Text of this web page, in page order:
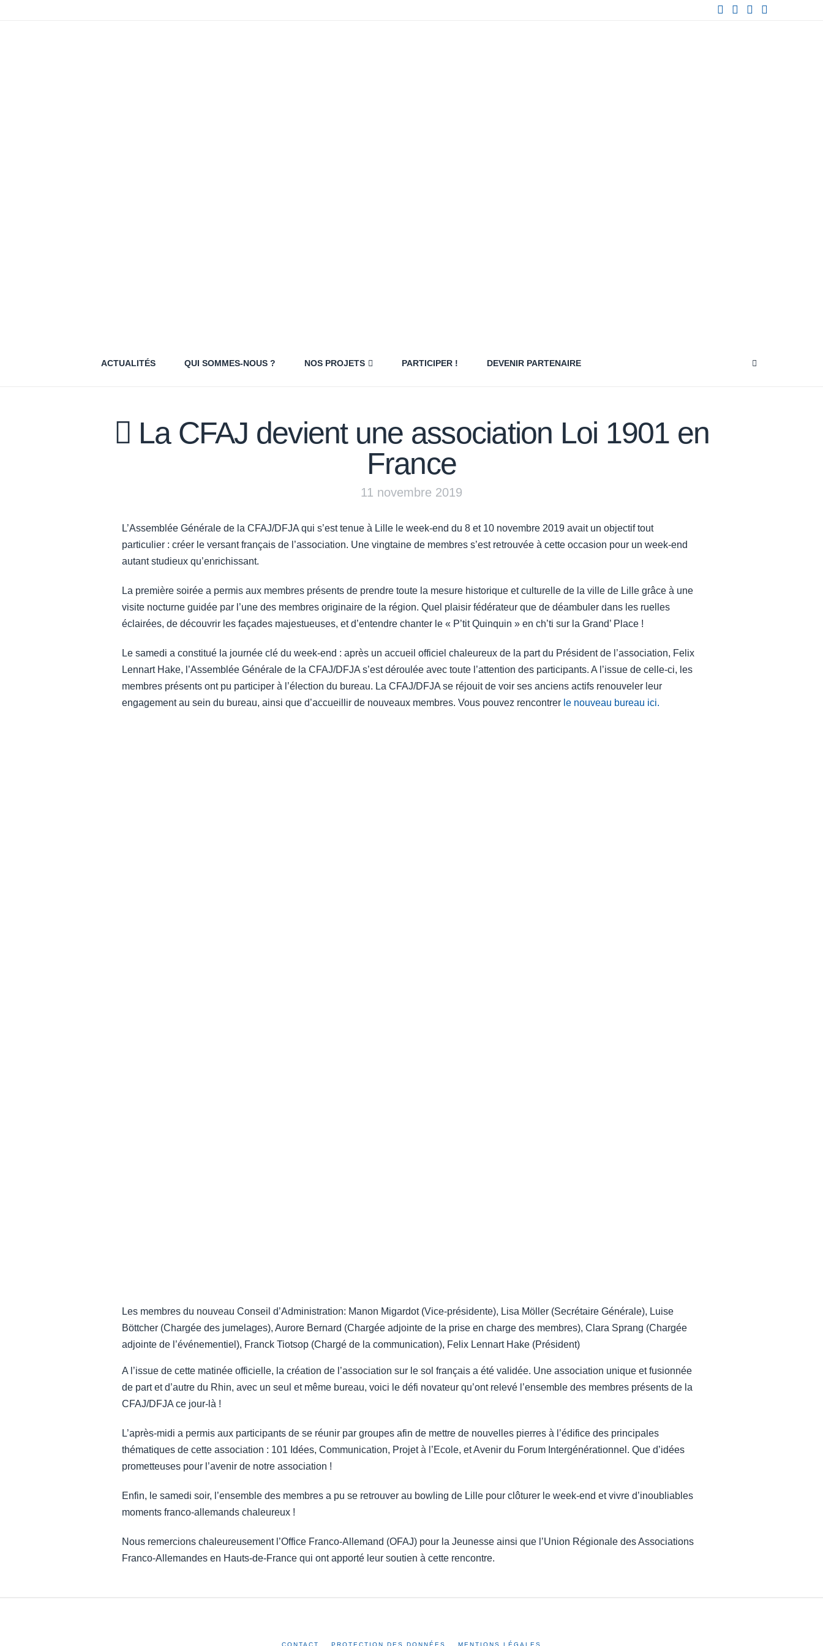
ACTUALITÉS QUI SOMMES-NOUS ? NOS PROJETS PARTICIPER ! DEVENIR PARTENAIRE
La CFAJ devient une association Loi 1901 en
France
11 novembre 2019
L’Assemblée Générale de la CFAJ/DFJA qui s’est tenue à Lille le week-end du 8 et 10 novembre 2019 avait un objectif tout
particulier : créer le versant français de l’association. Une vingtaine de membres s’est retrouvée à cette occasion pour un week-end
autant studieux qu’enrichissant.
La première soirée a permis aux membres présents de prendre toute la mesure historique et culturelle de la ville de Lille grâce à une
visite nocturne guidée par l’une des membres originaire de la région. Quel plaisir fédérateur que de déambuler dans les ruelles
éclairées, de découvrir les façades majestueuses, et d’entendre chanter le « P’tit Quinquin » en ch’ti sur la Grand’ Place !
Le samedi a constitué la journée clé du week-end : après un accueil officiel chaleureux de la part du Président de l’association, Felix
Lennart Hake, l’Assemblée Générale de la CFAJ/DFJA s’est déroulée avec toute l’attention des participants. A l’issue de celle-ci, les
membres présents ont pu participer à l’élection du bureau. La CFAJ/DFJA se réjouit de voir ses anciens actifs renouveler leur
engagement au sein du bureau, ainsi que d’accueillir de nouveaux membres. Vous pouvez rencontrer le nouveau bureau ici.
Les membres du nouveau Conseil d’Administration: Manon Migardot (Vice-présidente), Lisa Möller (Secrétaire Générale), Luise
Böttcher (Chargée des jumelages), Aurore Bernard (Chargée adjointe de la prise en charge des membres), Clara Sprang (Chargée
adjointe de l’événementiel), Franck Tiotsop (Chargé de la communication), Felix Lennart Hake (Président)
A l’issue de cette matinée officielle, la création de l’association sur le sol français a été validée. Une association unique et fusionnée
de part et d’autre du Rhin, avec un seul et même bureau, voici le défi novateur qu’ont relevé l’ensemble des membres présents de la
CFAJ/DFJA ce jour-là !
L’après-midi a permis aux participants de se réunir par groupes afin de mettre de nouvelles pierres à l’édifice des principales
thématiques de cette association : 101 Idées, Communication, Projet à l’Ecole, et Avenir du Forum Intergénérationnel. Que d’idées
prometteuses pour l’avenir de notre association !
Enfin, le samedi soir, l’ensemble des membres a pu se retrouver au bowling de Lille pour clôturer le week-end et vivre d’inoubliables
moments franco-allemands chaleureux !
Nous remercions chaleureusement l’Office Franco-Allemand (OFAJ) pour la Jeunesse ainsi que l’Union Régionale des Associations
Franco-Allemandes en Hauts-de-France qui ont apporté leur soutien à cette rencontre.
CONTACT PROTECTION DES DONNÉES MENTIONS LÉGALES